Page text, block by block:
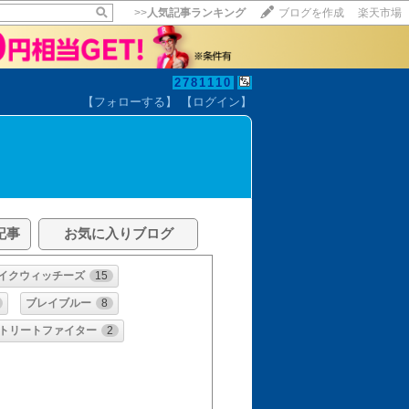
>>人気記事ランキング ブログを作成 楽天市場
2781110
【フォローする】 【ログイン】
事 お気に入りブログ
クウィッチーズ 15
ブレイブルー 8
リートファイター 2